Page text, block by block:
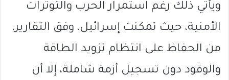
ويأتي ذلك رغم استمرار الحرب والتوترات
الأمنية، حيث تمكنت إسرائيل، وفق التقارير،
من الحفاظ على انتظام تزويد الطاقة
والوقود دون تسجيل أزمة شاملة، إلا أن